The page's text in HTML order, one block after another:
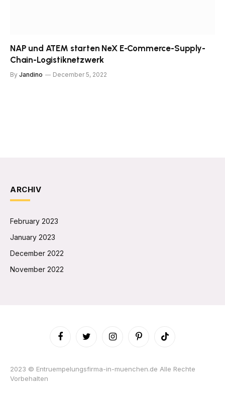
NAP und ATEM starten NeX E-Commerce-Supply-
Chain-Logistiknetzwerk
By Jandino December 5, 2022
ARCHIV
February 2023
January 2023
December 2022
November 2022
FacebookTwitter InstagramPinterestTikTok
2023 © Entruempelungsfirma-in-muenchen.de Alle Rechte
Vorbehalten